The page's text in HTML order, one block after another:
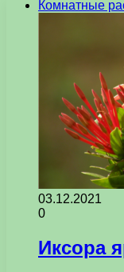
Комнатные
03.12.2021
0
Иксора